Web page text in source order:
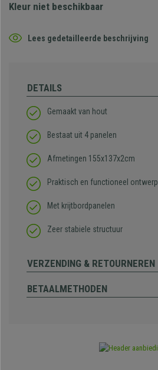
Kleur niet beschikbaar
Lees gedetailleerde beschrijving
DETAILS
Gemaakt van hout
Bestaat uit 4 panelen
Afmetingen 155x137x2cm
Praktisch en functioneel ontwerp
Met krijtbordpanelen
Zeer stabiele structuur
VERZENDING & RETOURNEREN
BETAALMETHODEN